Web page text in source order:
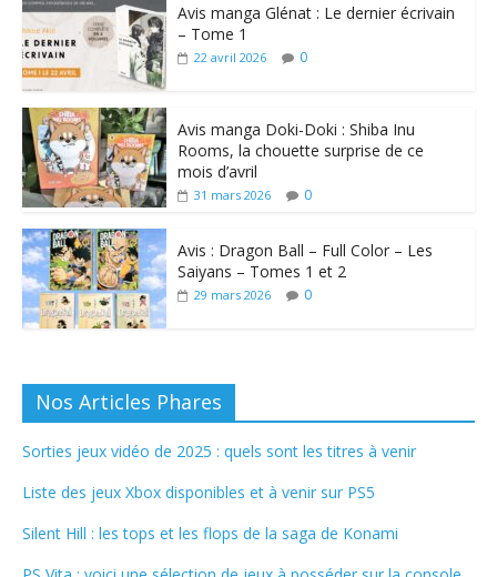
Avis manga Glénat : Le dernier écrivain
– Tome 1
22 avril 2026 0
Avis manga Doki-Doki : Shiba Inu
Rooms, la chouette surprise de ce
mois d’avril
31 mars 2026 0
Avis : Dragon Ball – Full Color – Les
Saiyans – Tomes 1 et 2
29 mars 2026 0
Nos Articles Phares
Sorties jeux vidéo de 2025 : quels sont les titres à venir
Liste des jeux Xbox disponibles et à venir sur PS5
Silent Hill : les tops et les flops de la saga de Konami